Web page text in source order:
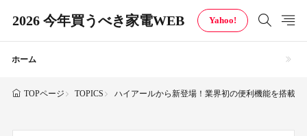
2026 今年買うべき家電WEB Yahoo!
ホーム
TOPページ TOPICS ハイアールから新登場！業界初の便利機能を搭載